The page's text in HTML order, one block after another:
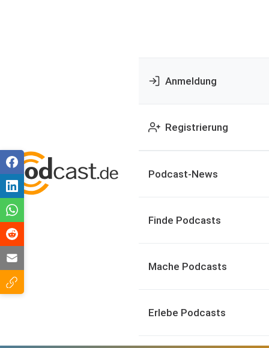
Anmeldung
Registrierung
Podcast-News
Finde Podcasts
Mache Podcasts
Erlebe Podcasts